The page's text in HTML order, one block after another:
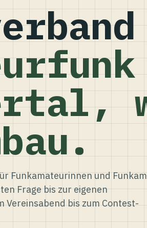
Funkamateurinnen und
Frage bis zur eigenen
bis zum Contest-